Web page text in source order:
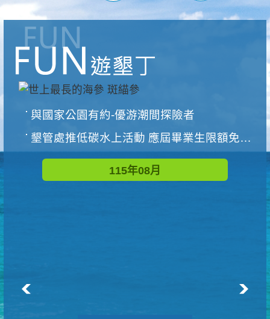
與國家公園有約-優游潮間探險者
墾管處推低碳水上活動 應屆畢業生限額免費參加
115年08月